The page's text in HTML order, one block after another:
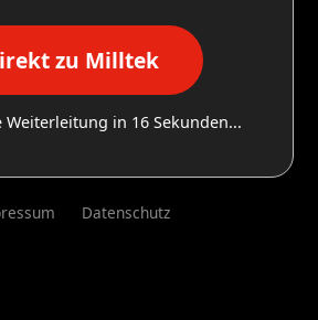
zu Milltek
Weiterleitung in 16 Sekunden...
Datenschutz